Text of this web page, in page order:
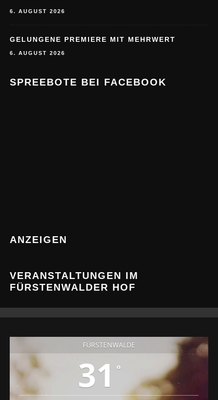
6. AUGUST 2026
GELUNGENE PREMIERE MIT MEHRWERT
6. AUGUST 2026
SPREEBOTE BEI FACEBOOK
ANZEIGEN
VERANSTALTUNGEN IM
FÜRSTENWALDER HOF
FÜRSTENWALDE
31 °